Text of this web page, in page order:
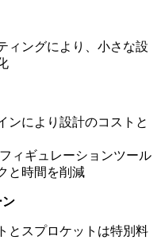
ィングにより、小さな設
ンにより設計のコストと
ィギュレーションツール
と時間を削減
ン
とスプロケットは特別料